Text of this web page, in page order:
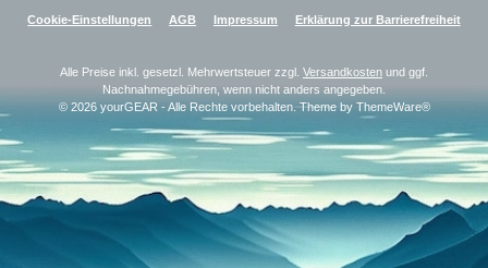
Cookie-Einstellungen AGB Impressum Erklärung zur Barrierefreiheit
Alle Preise inkl. gesetzl. Mehrwertsteuer zzgl. Versandkosten und ggf.
Nachnahmegebühren, wenn nicht anders angegeben.
© 2026 yourGEAR - Alle Rechte vorbehalten. Theme by ThemeWare®